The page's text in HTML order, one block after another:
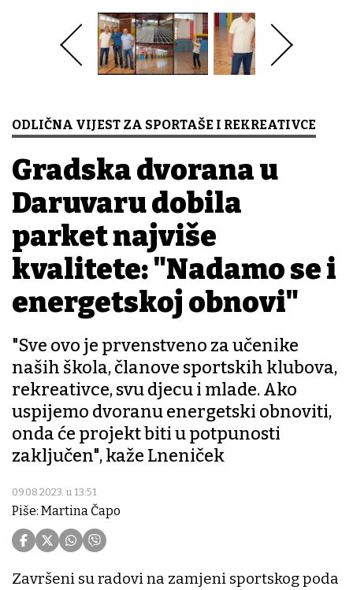
ODLIČNA VIJEST ZA SPORTAŠE I REKREATIVCE
Gradska dvorana u
Daruvaru dobila
parket najviše
kvalitete: "Nadamo se i
energetskoj obnovi"
"Sve ovo je prvenstveno za učenike
naših škola, članove sportskih klubova,
rekreativce, svu djecu i mlade. Ako
uspijemo dvoranu energetski obnoviti,
onda će projekt biti u potpunosti
zaključen", kaže Lneniček
09.08.2023. u 13:51
Piše: Martina Čapo
Završeni su radovi na zamjeni sportskog poda